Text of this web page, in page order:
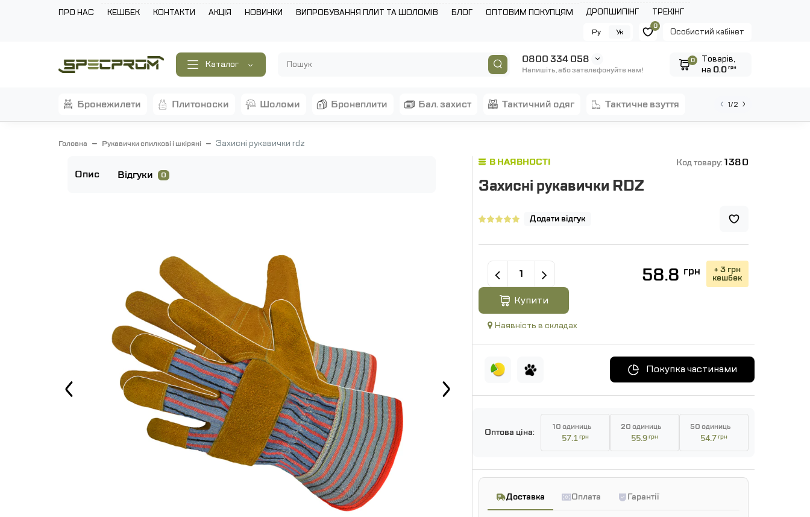
ПРО НАС КЕШБЕК КОНТАКТИ АКЦІЯ НОВИНКИ ВИПРОБУВАННЯ ПЛИТ ТА ШОЛОМІВ БЛОГ ОПТОВИМ ПОКУПЦЯМ ДРОПШИПІНГ
ТРЕКІНГ
Особистий кабінет
0
Ру Ук
Каталог 0800 334 058
Напишіть, або зателефонуйте нам!
0
Tоварів,
на 0.0грн
бронежилети плитоноски шоломи бронеплити бал. захист тактичний одяг тактичне взуття 1/2
Головна Рукавички спилкові і шкіряні Захисні рукавички rdz
Опис Відгуки 0
В НАЯВНОСТІ Код товару:1380
Захисні рукавички RDZ
Додати відгук
58.8 грн + 3 грн
кешбек
Купити
Наявність в складах
Покупка частинами
Оптова ціна: 10 одиниць
57.1грн
20 одиниць
55.9грн
50 одиниць
54.7грн
Доставка Оплата Гарантії